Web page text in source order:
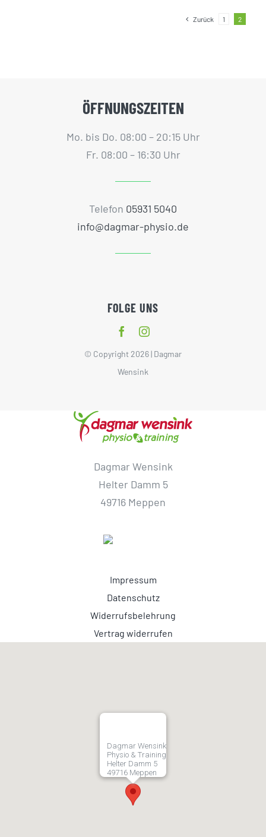
Zurück 1 2
ÖFFNUNGSZEITEN
Mo. bis Do. 08:00 – 20:15 Uhr
Fr. 08:00 – 16:30 Uhr
Telefon 05931 5040
info@dagmar-physio.de
FOLGE UNS
© Copyright 2026 | Dagmar
Wensink
Dagmar Wensink
Helter Damm 5
49716 Meppen
Impressum
Datenschutz
Widerrufsbelehrung
Vertrag widerrufen
Dagmar Wensink
Physio & Training
Helter Damm 5
49716 Meppen